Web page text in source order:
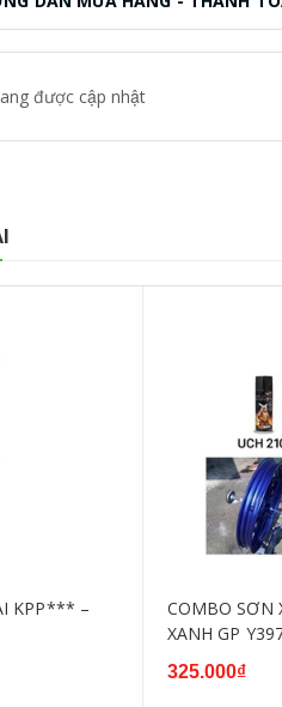
được cập nhật
KPP*** –
COMBO SƠN
XANH GP
325.000₫